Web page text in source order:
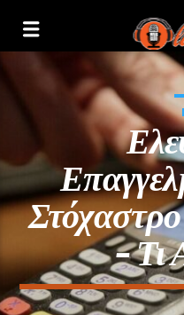
– Τι